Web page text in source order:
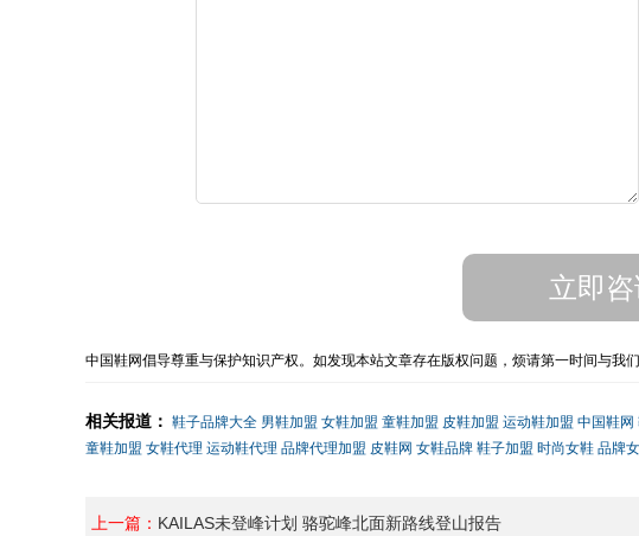
中国鞋网倡导尊重与保护知识产权。如发现本站文章存在版权问题，烦请第一时间与我
相关报道： 鞋子品牌大全 男鞋加盟 女鞋加盟 童鞋加盟 皮鞋加盟 运动鞋加盟 中国鞋网
童鞋加盟 女鞋代理 运动鞋代理 品牌代理加盟 皮鞋网 女鞋品牌 鞋子加盟 时尚女鞋 品牌
上一篇： KAILAS未登峰计划 骆驼峰北面新路线登山报告